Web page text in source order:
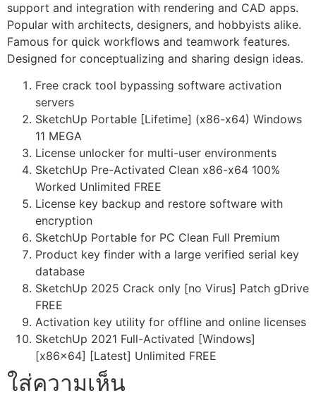
support and integration with rendering and CAD apps.
Popular with architects, designers, and hobbyists alike.
Famous for quick workflows and teamwork features.
Designed for conceptualizing and sharing design ideas.
Free crack tool bypassing software activation
servers
SketchUp Portable [Lifetime] (x86-x64) Windows
11 MEGA
License unlocker for multi-user environments
SketchUp Pre-Activated Clean x86-x64 100%
Worked Unlimited FREE
License key backup and restore software with
encryption
SketchUp Portable for PC Clean Full Premium
Product key finder with a large verified serial key
database
SketchUp 2025 Crack only [no Virus] Patch gDrive
FREE
Activation key utility for offline and online licenses
SketchUp 2021 Full-Activated [Windows]
[x86x64] [Latest] Unlimited FREE
ใส่ความเห็น